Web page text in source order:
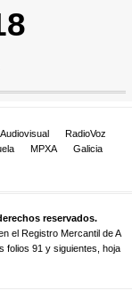
RadioVoz
MPXA
Galicia
reservados.
el Registro Mercantil de A
folios 91 y siguientes, hoja